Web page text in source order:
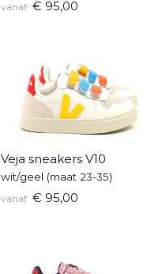
vanaf € 95,00
Veja sneakers V10
wit/geel (maat 23-35)
vanaf € 95,00